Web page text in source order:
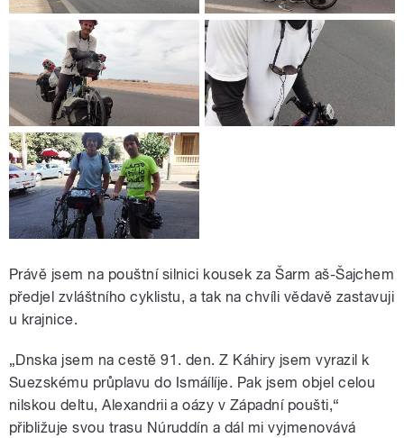
Právě jsem na pouštní silnici kousek za Šarm aš-Šajchem
předjel zvláštního cyklistu, a tak na chvíli vědavě zastavuji
u krajnice.
„Dnska jsem na cestě 91. den. Z Káhiry jsem vyrazil k
Suezskému průplavu do Ismáílíje. Pak jsem objel celou
nilskou deltu, Alexandrii a oázy v Západní poušti,“
přibližuje svou trasu Núruddín a dál mi vyjmenovává